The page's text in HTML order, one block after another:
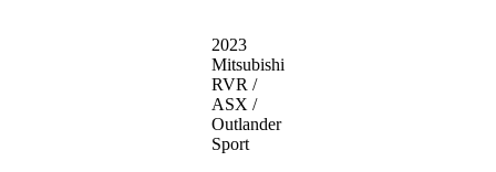
2023
Mitsubishi
RVR /
ASX /
Outlander
Sport